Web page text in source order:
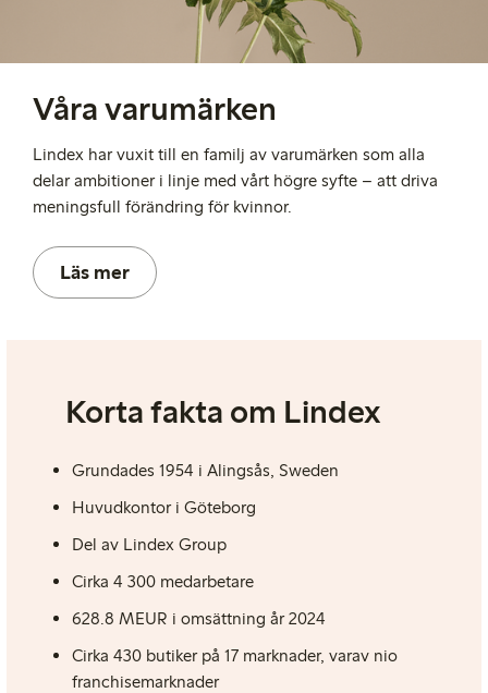
Våra varumärken
Lindex har vuxit till en familj av varumärken som alla
delar ambitioner i linje med vårt högre syfte – att driva
meningsfull förändring för kvinnor.
Läs mer
Korta fakta om Lindex
Grundades 1954 i Alingsås, Sweden
Huvudkontor i Göteborg
Del av Lindex Group
Cirka 4 300 medarbetare
628.8 MEUR i omsättning år 2024
Cirka 430 butiker på 17 marknader, varav nio
franchisemarknader